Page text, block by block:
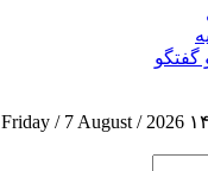
Friday / 7 August / 2026